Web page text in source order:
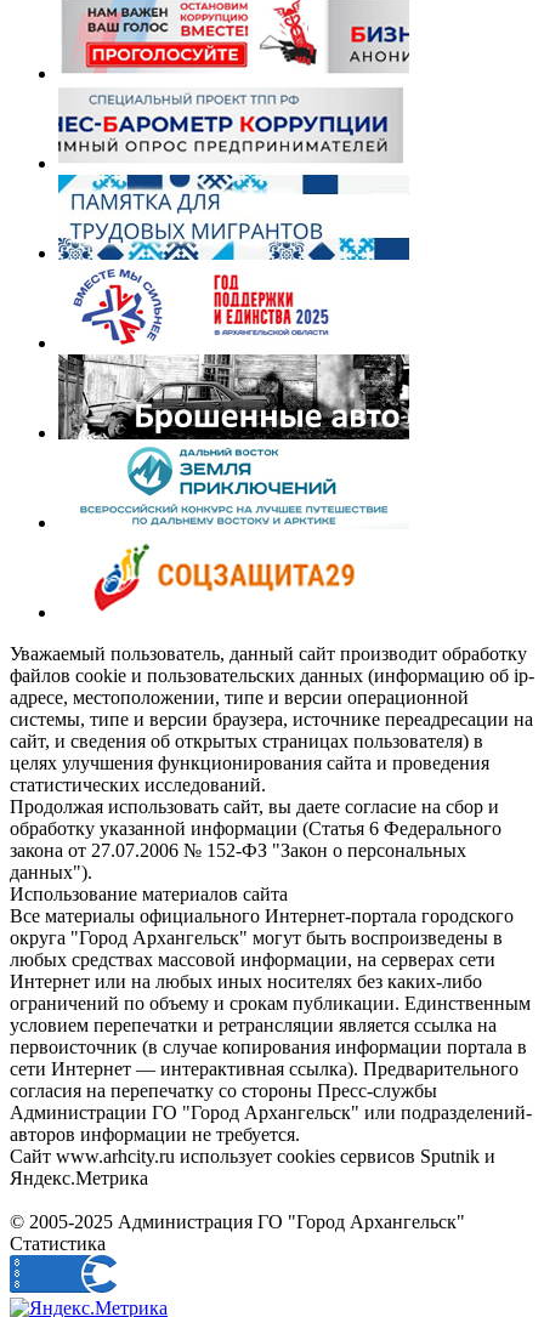
Уважаемый пользователь, данный сайт производит обработку
файлов cookie и пользовательских данных (информацию об ip-
адресе, местоположении, типе и версии операционной
системы, типе и версии браузера, источнике переадресации на
сайт, и сведения об открытых страницах пользователя) в
целях улучшения функционирования сайта и проведения
статистических исследований.
Продолжая использовать сайт, вы даете согласие на сбор и
обработку указанной информации (Статья 6 Федерального
закона от 27.07.2006 № 152-ФЗ "Закон о персональных
данных").
Использование материалов сайта
Все материалы официального Интернет-портала городского
округа "Город Архангельск" могут быть воспроизведены в
любых средствах массовой информации, на серверах сети
Интернет или на любых иных носителях без каких-либо
ограничений по объему и срокам публикации. Единственным
условием перепечатки и ретрансляции является ссылка на
первоисточник (в случае копирования информации портала в
сети Интернет — интерактивная ссылка). Предварительного
согласия на перепечатку со стороны Пресс-службы
Администрации ГО "Город Архангельск" или подразделений-
авторов информации не требуется.
Сайт www.arhcity.ru использует cookies сервисов Sputnik и
Яндекс.Метрика
© 2005-2025 Администрация ГО "Город Архангельск"
Статистика